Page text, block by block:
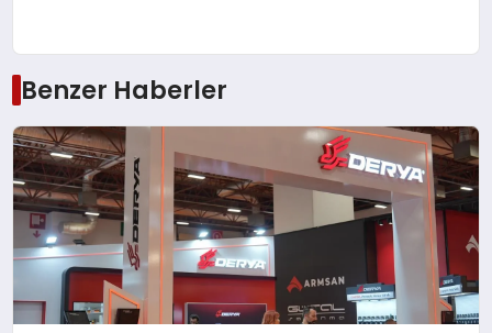
Benzer Haberler